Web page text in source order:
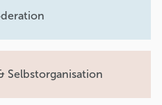
Selbstorganisation